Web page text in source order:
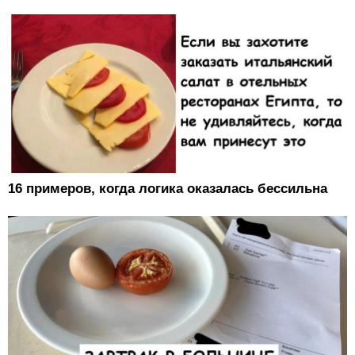
16 примеров, когда логика оказалась бессильна